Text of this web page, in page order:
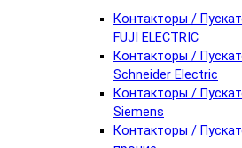
Контакторы /
FUJI ELECTRIC
Контакторы /
Schneider Electric
Контакторы /
Siemens
Контакторы /